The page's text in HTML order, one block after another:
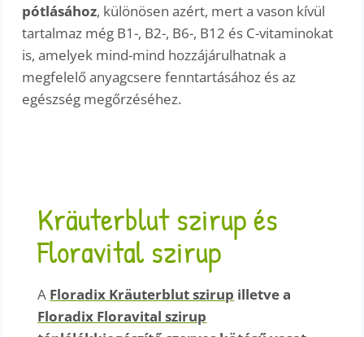
pótlásához, különösen azért, mert a vason kívül
tartalmaz még B1-, B2-, B6-, B12 és C-vitaminokat
is, amelyek mind-mind hozzájárulhatnak a
megfelelő anyagcsere fenntartásához és az
egészség megőrzéséhez.
Kräuterblut szirup és
Floravital szirup
A Floradix Kräuterblut szirup illetve a
Floradix Floravital szirup